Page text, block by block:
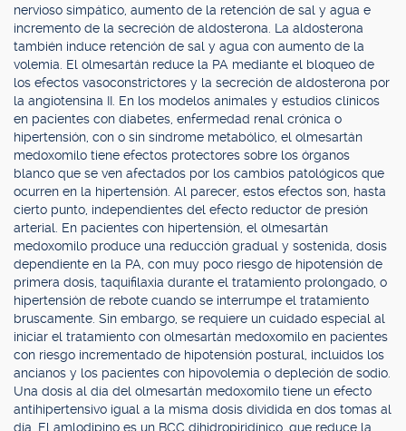
nervioso simpático, aumento de la retención de sal y agua e
incremento de la secreción de aldosterona. La aldosterona
también induce retención de sal y agua con aumento de la
volemia. El olmesartán reduce la PA mediante el bloqueo de
los efectos vasoconstrictores y la secreción de aldosterona por
la angiotensina II. En los modelos animales y estudios clínicos
en pacientes con diabetes, enfermedad renal crónica o
hipertensión, con o sin síndrome metabólico, el olmesartán
medoxomilo tiene efectos protectores sobre los órganos
blanco que se ven afectados por los cambios patológicos que
ocurren en la hipertensión. Al parecer, estos efectos son, hasta
cierto punto, independientes del efecto reductor de presión
arterial. En pacientes con hipertensión, el olmesartán
medoxomilo produce una reducción gradual y sostenida, dosis
dependiente en la PA, con muy poco riesgo de hipotensión de
primera dosis, taquifilaxia durante el tratamiento prolongado, o
hipertensión de rebote cuando se interrumpe el tratamiento
bruscamente. Sin embargo, se requiere un cuidado especial al
iniciar el tratamiento con olmesartán medoxomilo en pacientes
con riesgo incrementado de hipotensión postural, incluidos los
ancianos y los pacientes con hipovolemia o depleción de sodio.
Una dosis al día del olmesartán medoxomilo tiene un efecto
antihipertensivo igual a la misma dosis dividida en dos tomas al
día. El amlodipino es un BCC dihidropiridínico, que reduce la